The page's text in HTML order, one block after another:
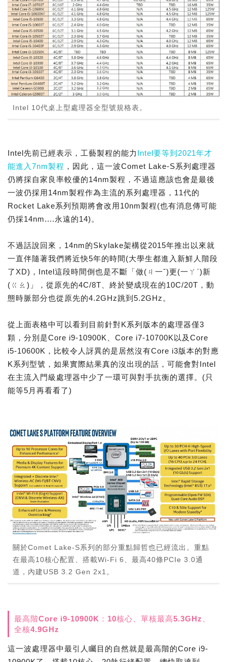
Intel 10代桌上型處理器全型號規格表。
Intel先前已經表示，工藝製程的能力 Intel要等到2021年才
能進入7nm製程 ，因此，這一波Comet Lake-S系列處理器
仍將採自家良率較優的14nm製程，不過這應該也會是最後
一波仍採用14nm製程作為主流的系列處理器，11代的
Rocket Lake系列預期將會改用10nm製程(也有消息傳可能
仍採14nm....永遠的14)。
不過話說回來，14nm的Skylake架構從2015年推出以來就
一直伴隨著我們將近快5年的時間(大學生都進入新鮮人階段
了XD)，Intel這段時間倒也是不斷「做(ㄐ一ˇ)更(一ㄚˊ)新
(ㄍㄠ)」，從原先的4C/8T、終於變成現在的10C/20T，動
態時脈部分也從原先的4.2GHz跳到5.2GHz。
從上面表格中可以看到目前針對K系列版本的處理器僅3
顆，分別是Core i9-10900K、Core i7-10700K以及Core
i5-10600K，比較令人訝異的是居然沒有Core i3版本的對應
K系列型號，如果實際結果真的沒出現的話，可能會對Intel
在主流入門級處理器中少了一環可與對手抗衡的選擇。(只
能等5月再看看了)
關於Comet Lake-S系列的部分重點歸哲也已經流出。重點
在最高10核心配置、搭載Wi-Fi 6、最高40條PCIe 3.0通
道，內建USB 3.2 Gen 2x1。
最高階Core i9-10900K：10核心、單核最高5.3GHz、
全核4.9GHz
這一波處理器中最引人矚目的自然就是最高階的Core i9-